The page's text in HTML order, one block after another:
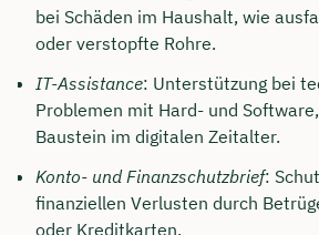
bei Schäden im Haushalt, wie
oder verstopfte Rohre.
IT-Assistance: Unterstützung bei
Problemen mit Hard- und
Baustein im digitalen Zeitalter.
Konto- und Finanzschutzbrief:
finanziellen Verlusten durch
oder Kreditkarten.